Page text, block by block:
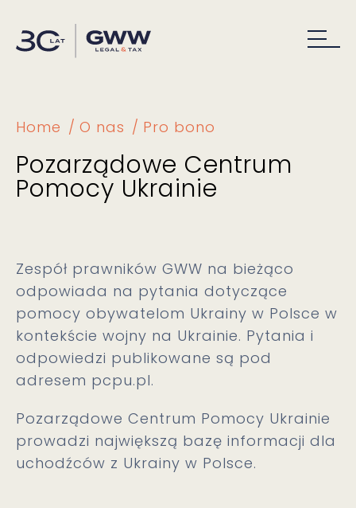
Home O nas Pro bono
Pozarządowe Centrum
Pomocy Ukrainie
Zespół prawników GWW na bieżąco
odpowiada na pytania dotyczące
pomocy obywatelom Ukrainy w Polsce w
kontekście wojny na Ukrainie. Pytania i
odpowiedzi publikowane są pod
adresem pcpu.pl.
Pozarządowe Centrum Pomocy Ukrainie
prowadzi największą bazę informacji dla
uchodźców z Ukrainy w Polsce.